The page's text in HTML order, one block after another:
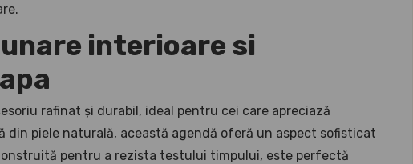
interioare si
rafinat și durabil, ideal pentru cei care apreciază
din piele naturală, această agendă oferă un aspect sofisticat
pentru a rezista testului timpului, este perfectă